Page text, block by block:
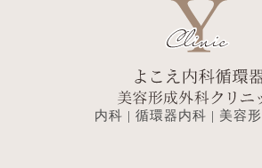
内科 | 循環器内科 | 美容